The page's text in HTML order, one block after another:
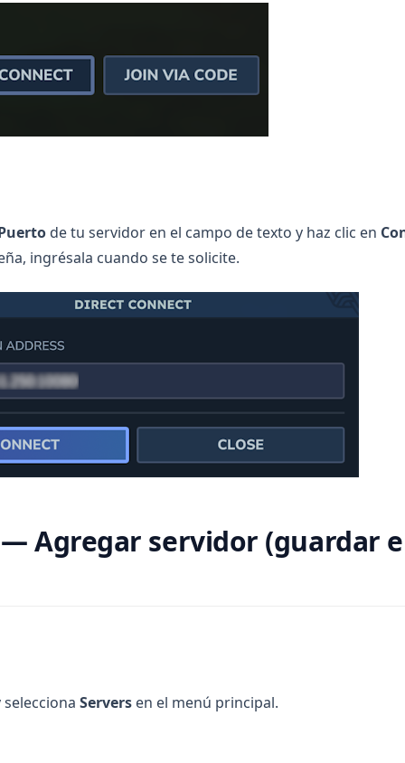
de tu servidor en el campo de texto y haz clic en
ingrésala cuando se te solicite.
Agregar servidor (guardar
Servers en el menú principal.